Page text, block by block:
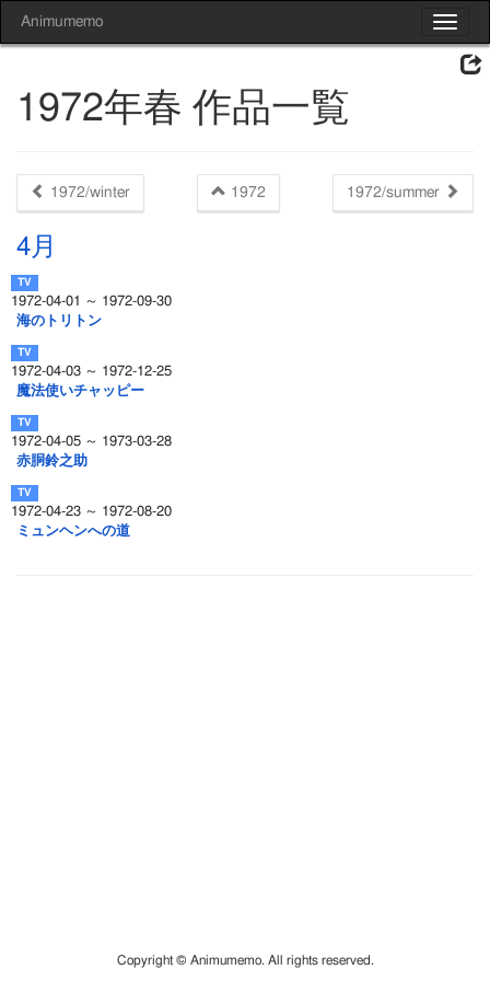
Toggle
Animumemo
1972年春 作品一覧
1972/winter 1972 1972/summer
4月
1972-04-01 ～ 1972-09-30
海のトリトン
1972-04-03 ～ 1972-12-25
魔法使いチャッピー
1972-04-05 ～ 1973-03-28
赤胴鈴之助
1972-04-23 ～ 1972-08-20
ミュンヘンへの道
Copyright © Animumemo. All rights reserved.